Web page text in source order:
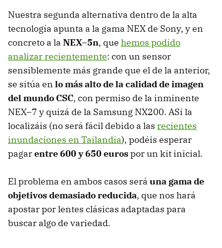
Nuestra segunda alternativa dentro de la alta
tecnología apunta a la gama NEX de Sony, y en
concreto a la NEX–5n, que hemos podido
analizar recientemente: con un sensor
sensiblemente más grande que el de la anterior,
se sitúa en lo más alto de la calidad de imagen
del mundo CSC, con permiso de la inminente
NEX–7 y quizá de la Samsung NX200. ASi la
localizáis (no será fácil debido a las recientes
inundaciones en Tailandia), podéis esperar
pagarentre 600 y 650 eurospor un kit inicial.
El problema en ambos casos será una gama de
objetivos demasiado reducida, que nos hará
apostar por lentes clásicas adaptadas para
buscar algo de variedad.